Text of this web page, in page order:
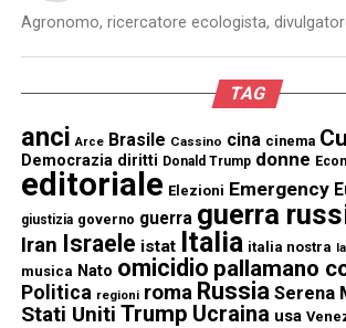
Agronomo, ricercatore ecologista,
TAG
anci Arce Brasile Cassino cina cinema
Democrazia diritti Donald Trump donne
editoriale Elezioni Emergency
giustizia governo guerra guerra
Iran Israele istat Italia italia nostra
musica Nato omicidio pallamano
Politica regioni roma Russia Serena
Stati Uniti Trump Ucraina usa